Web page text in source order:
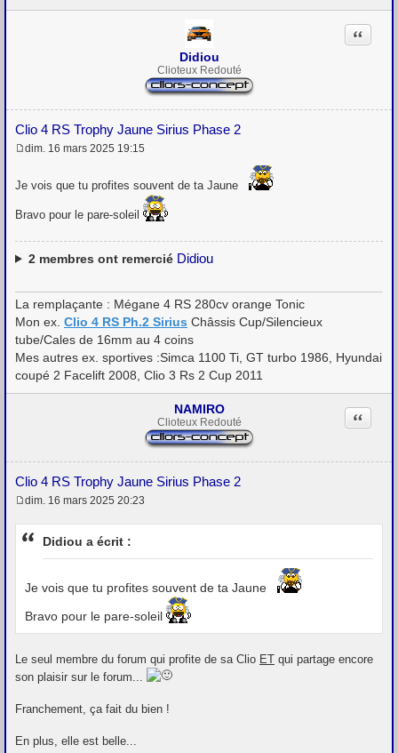
Didiou
Clioteux Redouté
Clio 4 RS Trophy Jaune Sirius Phase 2
Citation
s
g
dim. 16 mars 2025 19:15
Je vois que tu profites souvent de ta Jaune
Bravo pour le pare-soleil
2membres ont remercié Didiou
La remplaçante : Mégane 4 RS 280cv orange Tonic
Mon ex. Clio 4 RS Ph.2 Sirius Châssis Cup/Silencieux
tube/Cales de 16mm au 4 coins
Mes autres ex. sportives :Simca 1100 Ti, GT turbo 1986, Hyundai
coupé 2 Facelift 2008, Clio 3 Rs 2 Cup 2011
NAMIRO
Clioteux Redouté
Clio 4 RS Trophy Jaune Sirius Phase 2
Citation
e
s
e
dim. 16 mars 2025 20:23
Didiou a écrit :
Je vois que tu profites souvent de ta Jaune
Bravo pour le pare-soleil
Le seul membre du forum qui profite de sa Clio ET qui partage encore
son plaisir sur le forum...
Franchement, ça fait du bien !
En plus, elle est belle...